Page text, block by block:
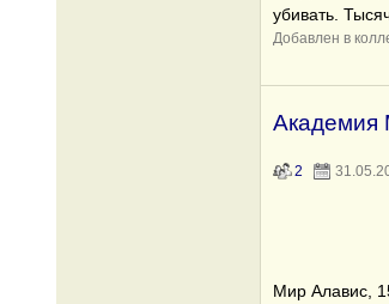
убивать.
Добавлен в
Академия
2
Мир Алавис,